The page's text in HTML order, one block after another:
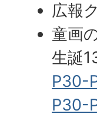
広報
童画
生誕
P30-
P30-